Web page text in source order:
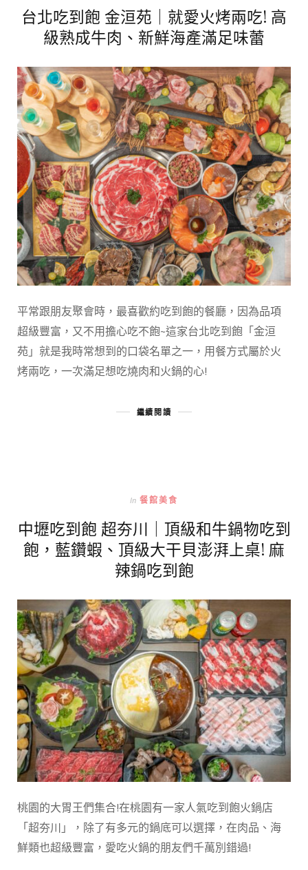
台北吃到飽 金洹苑｜就愛火烤兩吃! 高
級熟成牛肉、新鮮海產滿足味蕾
平常跟朋友聚會時，最喜歡約吃到飽的餐廳，因為品項
超級豐富，又不用擔心吃不飽~這家台北吃到飽「金洹
苑」就是我時常想到的口袋名單之一，用餐方式屬於火
烤兩吃，一次滿足想吃燒肉和火鍋的心!
繼續閱讀
In 餐館美食
中壢吃到飽 超夯川｜頂級和牛鍋物吃到
飽，藍鑽蝦、頂級大干貝澎湃上桌! 麻
辣鍋吃到飽
桃園的大胃王們集合!在桃園有一家人氣吃到飽火鍋店
「超夯川」，除了有多元的鍋底可以選擇，在肉品、海
鮮類也超級豐富，愛吃火鍋的朋友們千萬別錯過!